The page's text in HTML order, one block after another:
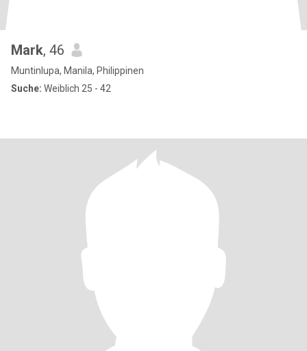
Mark, 46
Muntinlupa, Manila, Philippinen
Suche: Weiblich 25 - 42